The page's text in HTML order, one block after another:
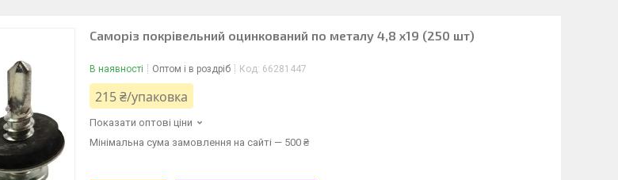
Саморіз покрівельний оцинкований по металу 4,8 х19 (250 шт)
В наявності Оптом і в роздріб Код: 66281447
215 ₴/упаковка
Показати оптові ціни
Мінімальна сума замовлення на сайті — 500 ₴